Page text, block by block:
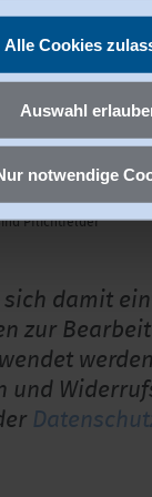
Alle Cookies
Auswahl
notwendige
Pflichtfelder
damit
zur
und